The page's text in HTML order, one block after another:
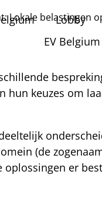
Lobby
Lokale belastingen
EV
hun keuzes om
(de
oplossingen er